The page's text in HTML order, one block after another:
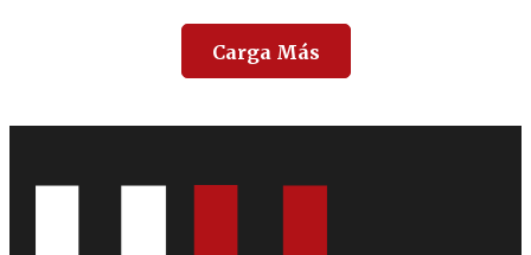
Carga Más